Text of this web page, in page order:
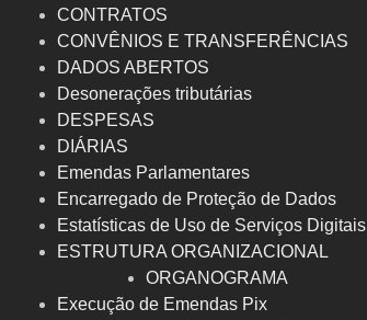
CONTRATOS
CONVÊNIOS E TRANSFERÊNCIAS
DADOS ABERTOS
Desonerações tributárias
DESPESAS
DIÁRIAS
Emendas Parlamentares
Encarregado de Proteção de Dados
Estatísticas de Uso de Serviços Digitais
ESTRUTURA ORGANIZACIONAL
ORGANOGRAMA
Execução de Emendas Pix